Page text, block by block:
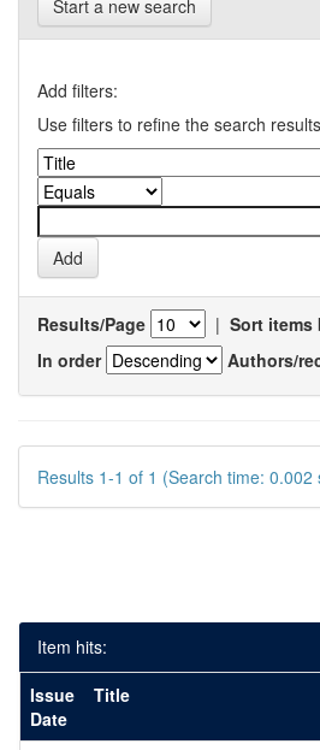
Start a new search
Add filters:
Use filters to refine the search
Results/Page | Sort items
In order
Authors/
Results 1-1 of 1 (Search time: 0.002
Item hits:
Issue
Date
Title